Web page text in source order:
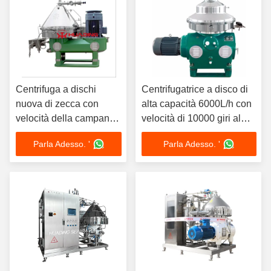
Centrifuga a dischi
nuova di zecca con
velocità della campana
di 4000 - 10000 rpm e
forza centrifuga > 10.000
g per un volume della
Parla Adesso. '
Centrifugatrice a disco di
alta capacità 6000L/h con
velocità di 10000 giri al
minuto e 10000 g di forza
centrifuga per la
lavorazione di VCO
Parla Adesso. '